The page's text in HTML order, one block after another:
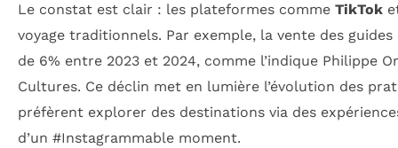
Le constat est clair : les plateformes comme TikTok
voyage traditionnels. Par exemple, la vente des
de 6% entre 2023 et 2024, comme l’indique Philippe
Cultures. Ce déclin met en lumière l’évolution des
préfèrent explorer des destinations via des
d’un #Instagrammable moment.